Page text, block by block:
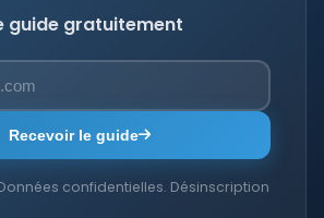
guide gratuitement
Recevoir le guide
confidentielles. Désinscription